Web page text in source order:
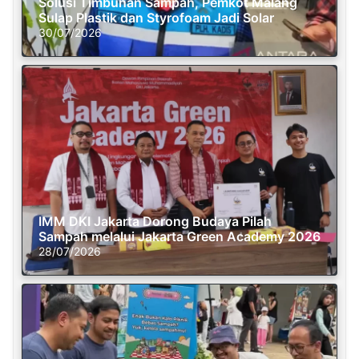
Sulap Plastik dan Styrofoam Jadi Solar
30/07/2026
IMM DKI Jakarta Dorong Budaya Pilah
Sampah melalui Jakarta Green Academy 2026
28/07/2026